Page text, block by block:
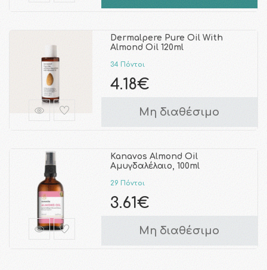
Dermalpere Pure Oil With
Almond Oil 120ml
34 Πόντοι
4.18€
Μη διαθέσιμο
Kanavos Almond Oil
Αμυγδαλέλαιο, 100ml
29 Πόντοι
3.61€
Μη διαθέσιμο